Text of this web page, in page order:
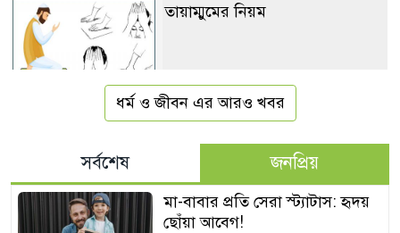
তায়াম্মুমের নিয়ম
ধর্ম ও জীবন এর আরও খবর
সর্বশেষ জনপ্রিয়
মা-বাবার প্রতি সেরা স্ট্যাটাস: হৃদয়
ছোঁয়া আবেগ!